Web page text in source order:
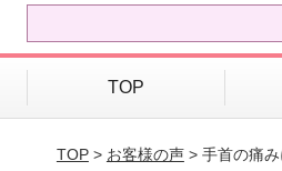
TOP
TOP> お客様の声> 手首の痛み